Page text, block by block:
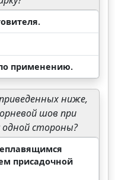
применению.
ниже,
шов при
стороны?
присадочной